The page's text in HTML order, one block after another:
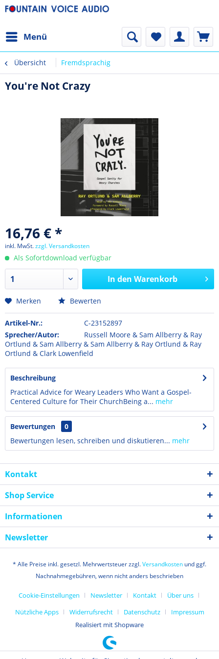
Menü
Übersicht Fremdsprachig
You're Not Crazy
16,76 € *
inkl. MwSt.zzgl. Versandkosten
Als Sofortdownload verfügbar
In den Warenkorb
Merken Bewerten
Artikel-Nr.:
C-23152897
Sprecher/Autor:
Russell Moore & Sam Allberry & Ray
Ortlund & Sam Allberry & Sam Allberry & Ray Ortlund & Ray
Ortlund & Clark Lowenfield
Beschreibung
Practical Advice for Weary Leaders Who Want a Gospel-
Centered Culture for Their ChurchBeing a... mehr
Bewertungen
0
Bewertungen lesen, schreiben und diskutieren... mehr
Kontakt
Shop Service
Informationen
Newsletter
* Alle Preise inkl. gesetzl. Mehrwertsteuer zzgl.Versandkosten und ggf.
Nachnahmegebühren, wenn nicht anders beschrieben
Cookie-Einstellungen Newsletter Kontakt
Über uns
Nützliche Apps
Widerrufsrecht Datenschutz
Impressum
Realisiert mit Shopware